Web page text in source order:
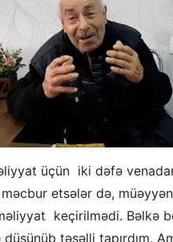
üçün iki dəfə
etsələr də,
keçirilmədi. Bəlkə
düşünüb təsəlli tapırdım.